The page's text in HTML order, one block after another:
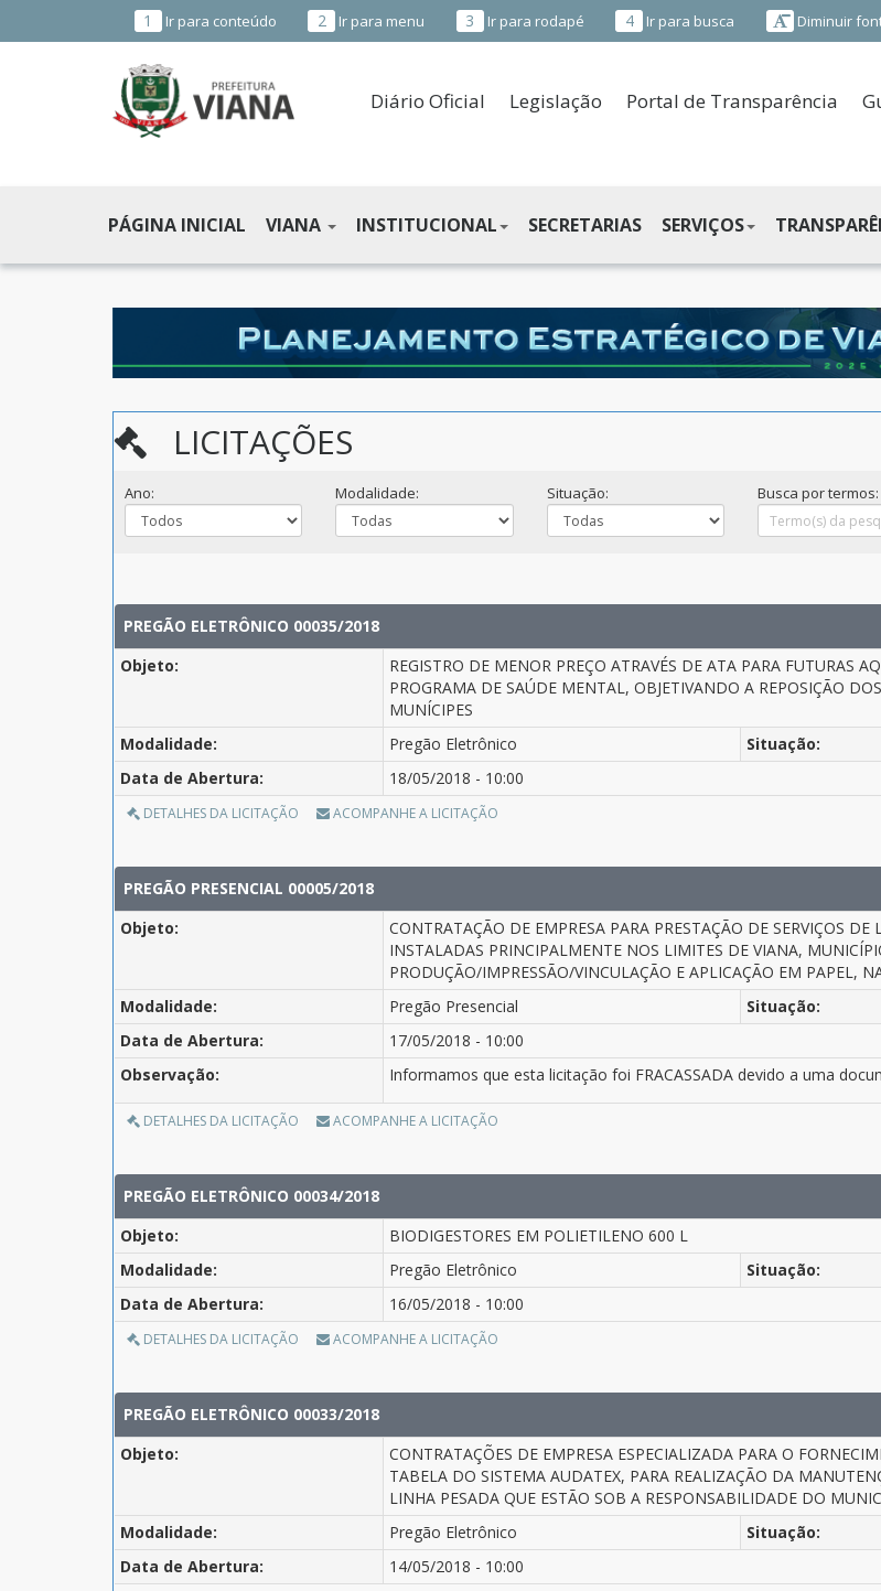
1 Ir para conteúdo 2 Ir para menu 3 Ir para rodapé 4 Ir para busca Diminuir
MUNICIPAL
DE
VIANA
ES
Diário Oficial Legislação Portal de Transparência
PÁGINA INICIAL VIANA INSTITUCIONAL SECRETARIAS SERVIÇOS
LICITAÇÕES
Ano: Modalidade: Situação: Busca por termos:
PREGÃO ELETRÔNICO 00035/2018
Objeto:
REGISTRO DE MENOR PREÇO ATRAVÉS DE ATA PARA FUTURAS
PROGRAMA DE SAÚDE MENTAL, OBJETIVANDO A REPOSIÇÃO
MUNÍCIPES
Modalidade:
Pregão Eletrônico Situação:
Data de Abertura:
18/05/2018 - 10:00
DETALHES DA LICITAÇÃO ACOMPANHE A LICITAÇÃO
PREGÃO PRESENCIAL 00005/2018
Objeto:
CONTRATAÇÃO DE EMPRESA PARA PRESTAÇÃO DE SERVIÇOS
INSTALADAS PRINCIPALMENTE NOS LIMITES DE VIANA,
PRODUÇÃO/IMPRESSÃO/VINCULAÇÃO E APLICAÇÃO EM PAPEL,
Modalidade:
Pregão Presencial Situação:
Data de Abertura:
17/05/2018 - 10:00
Observação:
Informamos que esta licitação foi FRACASSADA devido a uma
DETALHES DA LICITAÇÃO ACOMPANHE A LICITAÇÃO
PREGÃO ELETRÔNICO 00034/2018
Objeto:
BIODIGESTORES EM POLIETILENO 600 L
Modalidade:
Pregão Eletrônico Situação:
Data de Abertura:
16/05/2018 - 10:00
DETALHES DA LICITAÇÃO ACOMPANHE A LICITAÇÃO
PREGÃO ELETRÔNICO 00033/2018
Objeto:
CONTRATAÇÕES DE EMPRESA ESPECIALIZADA PARA O
TABELA DO SISTEMA AUDATEX, PARA REALIZAÇÃO DA
LINHA PESADA QUE ESTÃO SOB A RESPONSABILIDADE DO
Modalidade:
Pregão Eletrônico Situação:
Data de Abertura:
14/05/2018 - 10:00